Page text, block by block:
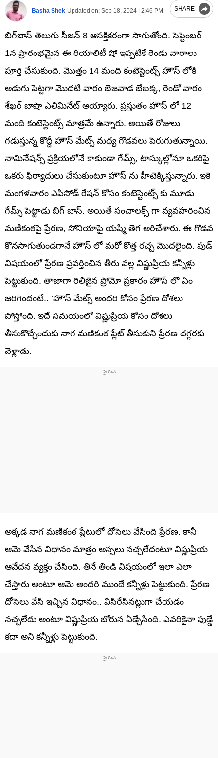
Basha Shek Updated on: Sep 18, 2024 | 2:46 PM SHARE
బిగ్‌బాస్ తెలుగు సీజన్ 8 ఆసక్తికరంగా సాగుతోంది. సెప్టెంబర్
1న ప్రారంభమైన ఈ రియాలిటీ షో ఇప్పటికే రెండు వారాలు
పూర్తి చేసుకుంది. మొత్తం 14 మంది కంటెస్టెంట్స్ హౌస్ లోకి
అడుగు పెట్టగా మొదటి వారం బెజవాడ బేబక్క, రెండో వారం
శేఖర్ బాషా ఎలిమినేట్ అయ్యారు. ప్రస్తుతం హౌస్ లో 12
మంది కంటెస్టెంట్స్ మాత్రమే ఉన్నారు. అయితే రోజులు
గడుస్తున్న కొద్దీ హౌస్ మేట్స్ మధ్య గొడవలు పెరుగుతున్నాయి.
నామినేషన్స్ ప్రక్రియలోనే కాకుండా గేమ్స్, టాస్కుల్లోనూ ఒకరిపై
ఒకరు ఫిర్యాదులు చేసుకుంటూ హౌస్ ను హీటెక్కిస్తున్నారు. ఇకె
మంగళవారం ఎపిసోడ్ రేషన్ కోసం కంటెస్టెంట్స్ కు మూడు
గేమ్స్ పెట్టాడు బిగ్ బాస్. అయితే సంచాలక్స్ గా వ్యవహరించిన
మణికంఠపై ప్రేరణ, సోనియాపై యష్మి తెగ అరిచేశారు. ఈ గొడవ
కొనసాగుతుండగానే హౌస్ లో మరో కొత్త రచ్చ మొదలైంది. ఫుడ్
విషయంలో ప్రేరణ ప్రవర్తించిన తీరు వల్ల విష్ణుప్రియ కన్నీళ్లు
పెట్టుకుంది. తాజాగా రిలీజైన ప్రోమో ప్రకారం హౌస్ లో ఏం
జరిగిందంటే.. ‘హౌస్ మేట్స్ అందరి కోసం ప్రేరణ దోశలు
పోస్తోంది. ఇదే సమయంలో విష్ణుప్రియ కోసం దోశలు
తీసుకొచ్చేందుకు నాగ మణికంఠ ప్లేట్ తీసుకుని ప్రేరణ దగ్గరకు
వెళ్లాడు.
అక్కడ నాగ మణికంఠ ప్లేటులో దోసెలు వేసింది ప్రేరణ. కానీ
ఆమె వేసిన విధానం మాత్రం అస్సలు నచ్చలేదంటూ విష్ణుప్రియ
ఆవేదన వ్యక్తం చేసింది. తినే తిండి విషయంలో ఇలా ఎలా
చేస్తారు అంటూ ఆమె అందరి ముందే కన్నీళ్లు పెట్టుకుంది. ప్రేరణ
దోసెలు వేసి ఇచ్చిన విధానం.. విసిరేసినట్లుగా చేయడం
నచ్చలేదు అంటూ విష్ణుప్రియ బోరున ఏడ్చేసింది. ఎవరికైనా ఫుడ్డే
కదా అని కన్నీళ్లు పెట్టుకుంది.